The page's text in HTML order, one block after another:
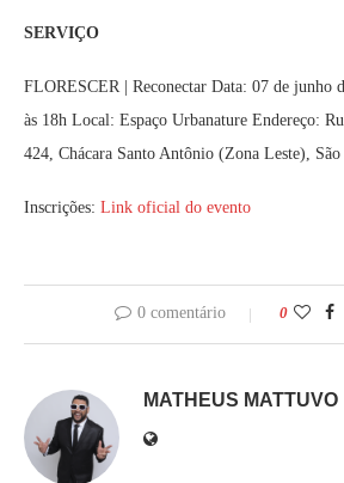
SERVIÇO
FLORESCER | Reconectar Data: 07 de junho
às 18h Local: Espaço Urbanature Endereço:
424, Chácara Santo Antônio (Zona Leste), São
Inscrições: Link oficial do evento
0 comentário 0
MATHEUS MATTUVO